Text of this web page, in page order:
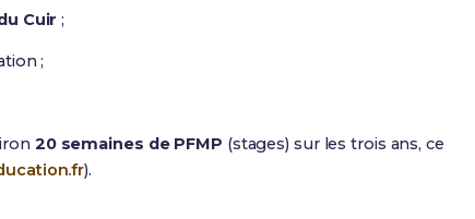
Cuir ;
;
20 semaines de PFMP (stages) sur les trois ans, ce
).